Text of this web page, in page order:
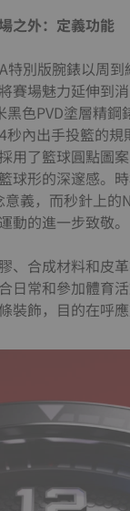
之外：定義功能
別版腕錶以周到
賽場魅力延伸到
色PVD塗層精鋼
秒內出手投籃的規
用了籃球圓點圖
球形的深邃感。
義，而秒針上的
動的進一步致敬。
、合成材料和皮
日常和參加體育
裝飾，目的在呼應